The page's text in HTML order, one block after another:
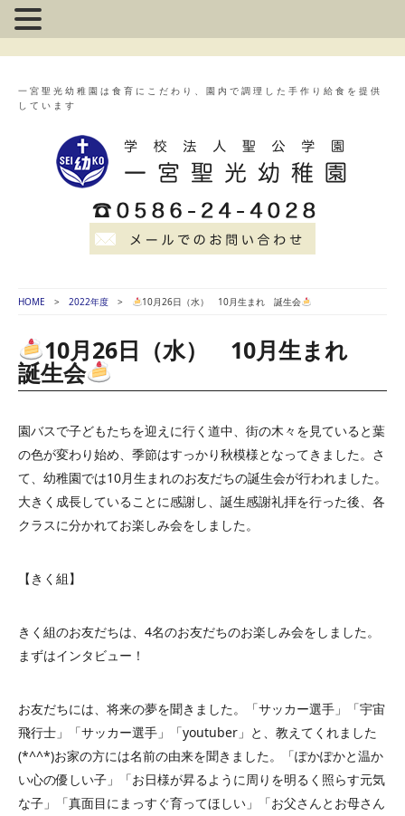
一宮聖光幼稚園は食育にこだわり、園内で調理した手作り給食を提供
しています
HOME 2022年度 10月26日（水） 10月生まれ 誕生会
10月26日（水） 10月生まれ
誕生会
園バスで子どもたちを迎えに行く道中、街の木々を見ていると葉
の色が変わり始め、季節はすっかり秋模様となってきました。さ
て、幼稚園では10月生まれのお友だちの誕生会が行われました。
大きく成長していることに感謝し、誕生感謝礼拝を行った後、各
クラスに分かれてお楽しみ会をしました。
【きく組】
きく組のお友だちは、4名のお友だちのお楽しみ会をしました。
まずはインタビュー！
お友だちには、将来の夢を聞きました。「サッカー選手」「宇宙
飛行士」「サッカー選手」「youtuber」と、教えてくれました
(*^^*)お家の方には名前の由来を聞きました。「ぽかぽかと温か
い心の優しい子」「お日様が昇るように周りを明るく照らす元気
な子」「真面目にまっすぐ育ってほしい」「お父さんとお母さん